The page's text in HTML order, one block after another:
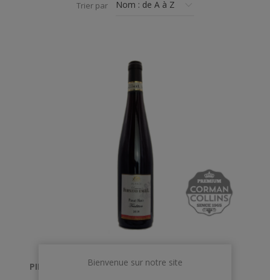
Trier par
PINOT NOIR ENGEL ALSACE*
Bienvenue sur notre site